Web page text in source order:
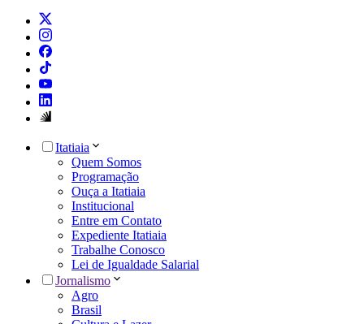
Itatiaia
Quem Somos
Programação
Ouça a Itatiaia
Institucional
Entre em Contato
Expediente Itatiaia
Trabalhe Conosco
Lei de Igualdade Salarial
Jornalismo
Agro
Brasil